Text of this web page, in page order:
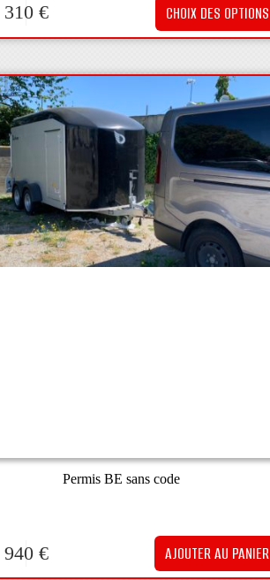
310 € CHOIX DES OPTIONS
Permis BE sans code
940 € AJOUTER AU PANIER